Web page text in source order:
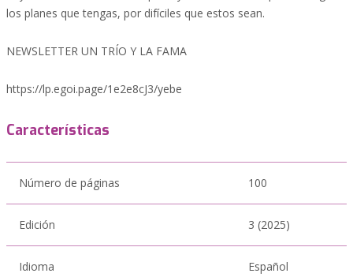
los planes que tengas, por difíciles que estos sean.
NEWSLETTER UN TRÍO Y LA FAMA
https://lp.egoi.page/1e2e8cJ3/yebe
Características
Número de páginas 100
Edición 3 (2025)
Idioma Español